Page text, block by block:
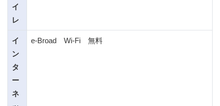
イ
レ
イ
ン
タ
ー
ネ
e-Broad Wi-Fi 無料